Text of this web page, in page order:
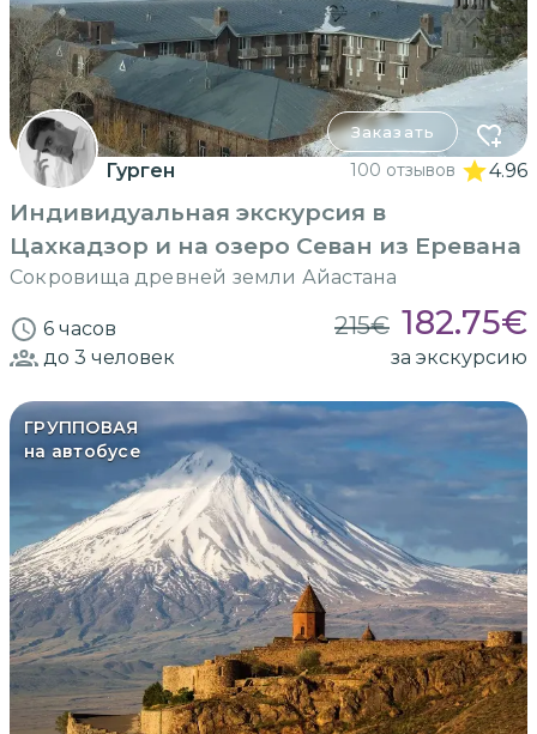
Заказать
Гурген 100 отзывов 4.96
Индивидуальная экскурсия в
Цахкадзор и на озеро Севан из Еревана
Сокровища древней земли Айастана
6 часов 215€ 182.75€
до 3 человек за экскурсию
ГРУППОВАЯ
на автобусе